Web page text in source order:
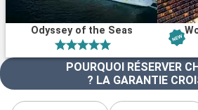
Odyssey of the Seas
POURQUOI RÉSERVER
? LA GARANTIE